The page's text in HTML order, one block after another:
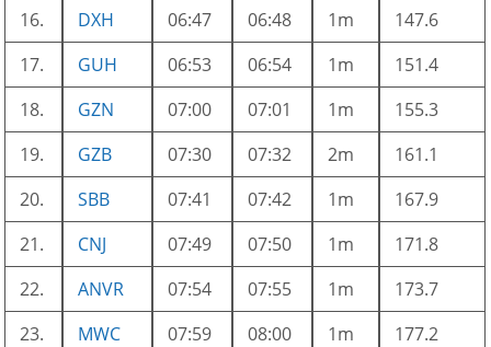
16.
DXH 06:47 06:48 1m
147.6
17.
GUH 06:53 06:54 1m
151.4
18.
GZN 07:00 07:01 1m
155.3
19.
GZB 07:30 07:32 2m
161.1
20.
SBB 07:41 07:42 1m
167.9
21.
CNJ 07:49 07:50 1m
171.8
22.
ANVR 07:54 07:55 1m
173.7
23.
MWC 07:59 08:00 1m
177.2